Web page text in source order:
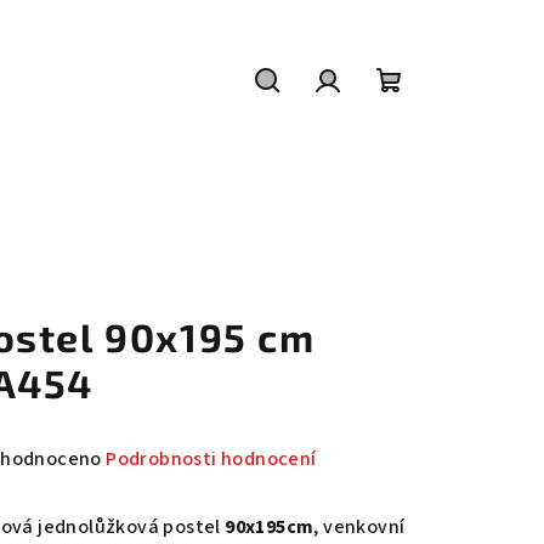
90x195 cm
Podrobnosti hodnocení
jednolůžková postel 90x195cm, venkovní